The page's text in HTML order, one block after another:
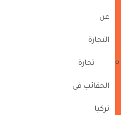
عن
التجارة
تجارة
الحقائب فى
تركيا